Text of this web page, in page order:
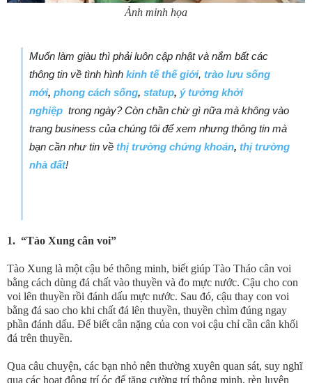
Ảnh minh họa
Muốn làm giàu thì phải luôn cập nhật và nắm bất các
thông tin về tình hình kinh tế thế giới, trào lưu sống
mới, phong cách sống, statup, ý tưởng khởi
nghiệp trong ngày? Còn chần chừ gì nữa mà không vào
trang business của chúng tôi để xem nhưng thông tin mà
bạn cần như tin về thị trường chứng khoán, thị trường
nhà đất!
1. “Tào Xung cân voi”
Tào Xung là một cậu bé thông minh, biết giúp Tào Tháo cân voi
bằng cách dùng đá chất vào thuyền và đo mực nước. Cậu cho con
voi lên thuyền rồi đánh dấu mực nước. Sau đó, cậu thay con voi
bằng đá sao cho khi chất đá lên thuyền, thuyền chìm đúng ngay
phần đánh dấu. Để biết cân nặng của con voi cậu chỉ cần cân khối
đá trên thuyền.
Qua câu chuyện, các bạn nhỏ nên thường xuyên quan sát, suy nghĩ
qua các hoạt động trí óc để tăng cường trí thông minh, rèn luyện